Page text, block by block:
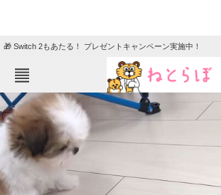
🎁 Switch 2もあたる！ プレゼントキャンペーン実施中！
ねとらぼメニュー
TOP ニュース
エンタメ クイズ
グルメ